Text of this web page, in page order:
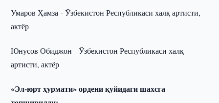
Умаров Ҳамза - Ўзбекистон Республикаси халқ артисти,
актёр
Юнусов Обиджон - Ўзбекистон Республикаси халқ
артисти, актёр
«Эл-юрт ҳурмати» ордени қуйидаги шахсга